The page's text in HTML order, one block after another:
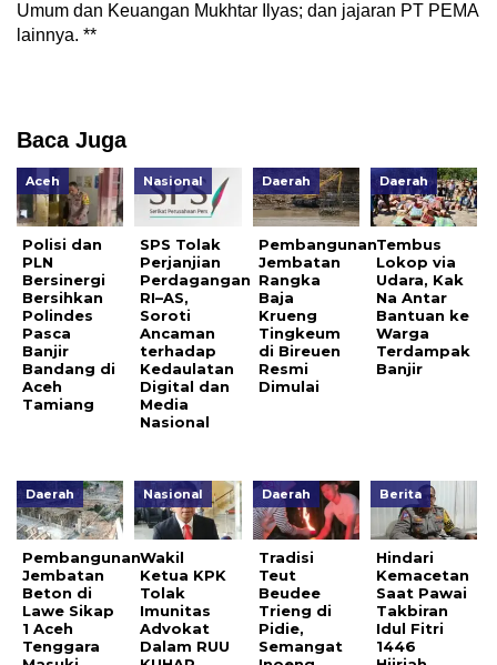
Umum dan Keuangan Mukhtar Ilyas; dan jajaran PT PEMA
lainnya. **
Baca Juga
Aceh
Polisi dan
PLN
Bersinergi
Bersihkan
Polindes
Pasca
Banjir
Bandang di
Aceh
Tamiang
Nasional
SPS Tolak
Perjanjian
Perdagangan
RI–AS,
Soroti
Ancaman
terhadap
Kedaulatan
Digital dan
Media
Nasional
Daerah
Pembangunan
Jembatan
Rangka
Baja
Krueng
Tingkeum
di Bireuen
Resmi
Dimulai
Daerah
Tembus
Lokop via
Udara, Kak
Na Antar
Bantuan ke
Warga
Terdampak
Banjir
Daerah
Pembangunan
Jembatan
Beton di
Lawe Sikap
1 Aceh
Tenggara
Nasional
Wakil
Ketua KPK
Tolak
Imunitas
Advokat
Dalam RUU
Daerah
Tradisi
Teut
Beudee
Trieng di
Pidie,
Semangat
Berita
Hindari
Kemacetan
Saat Pawai
Takbiran
Idul Fitri
1446